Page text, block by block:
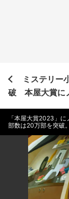
ミステリー
破 本屋大賞に
「本屋大賞2023」
部数は20万部を突破。